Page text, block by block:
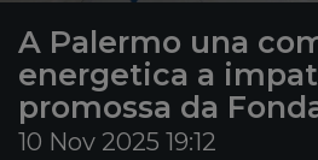
A Palermo una
energetica a
promossa da
10 Nov 2025 19:12